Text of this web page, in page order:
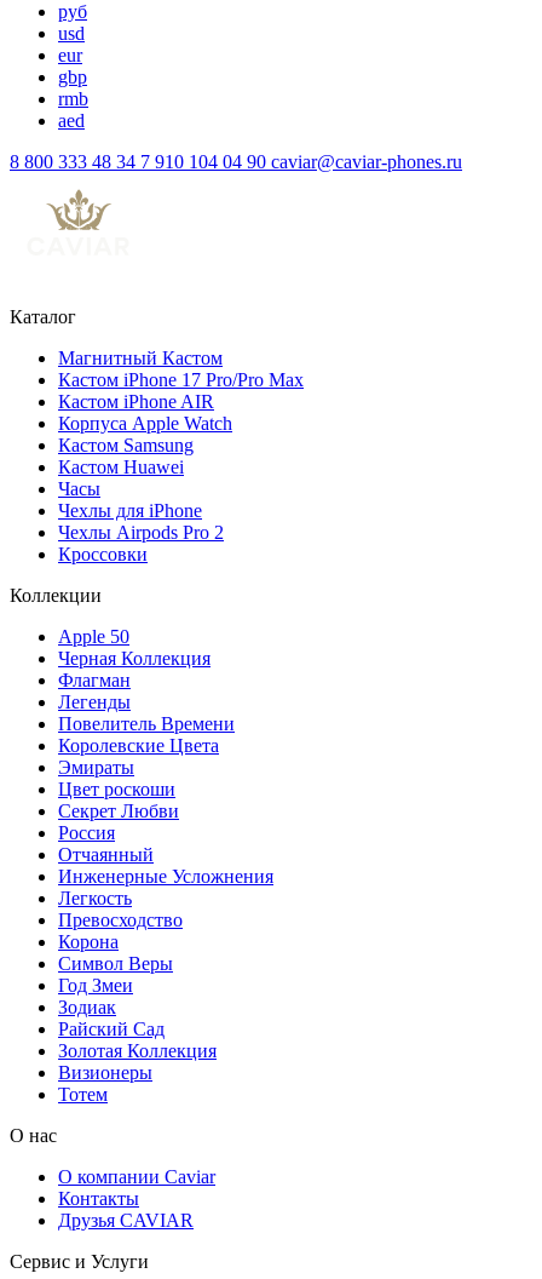
руб
usd
eur
gbp
rmb
aed
8 800 333 48 34 7 910 104 04 90 caviar@caviar-phones.ru
Каталог
Магнитный Кастом
Кастом iPhone 17 Pro/Pro Max
Кастом iPhone AIR
Корпуса Apple Watch
Кастом Samsung
Кастом Huawei
Часы
Чехлы для iPhone
Чехлы Airpods Pro 2
Кроссовки
Коллекции
Apple 50
Черная Коллекция
Флагман
Легенды
Повелитель Времени
Королевские Цвета
Эмираты
Цвет роскоши
Секрет Любви
Россия
Отчаянный
Инженерные Усложнения
Легкость
Превосходство
Корона
Символ Веры
Год Змеи
Зодиак
Райский Сад
Золотая Коллекция
Визионеры
Тотем
О нас
О компании Caviar
Контакты
Друзья CAVIAR
Сервис и Услуги